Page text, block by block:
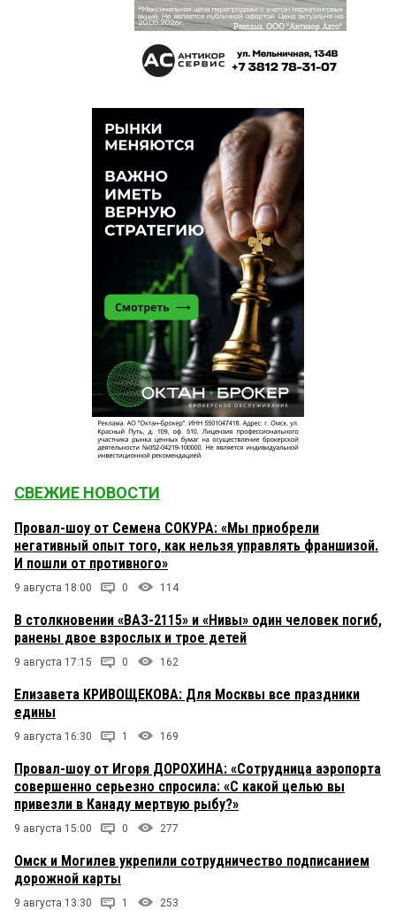
СВЕЖИЕ НОВОСТИ
Провал-шоу от Семена СОКУРА: «Мы приобрели
негативный опыт того, как нельзя управлять франшизой.
И пошли от противного»
9 августа 18:00 0 114
В столкновении «ВАЗ-2115» и «Нивы» один человек погиб,
ранены двое взрослых и трое детей
9 августа 17:15 0 162
Елизавета КРИВОЩЕКОВА: Для Москвы все праздники
едины
9 августа 16:30 1 169
Провал-шоу от Игоря ДОРОХИНА: «Сотрудница аэропорта
совершенно серьезно спросила: «С какой целью вы
привезли в Канаду мертвую рыбу?»
9 августа 15:00 0 277
Омск и Могилев укрепили сотрудничество подписанием
дорожной карты
9 августа 13:30 1 253